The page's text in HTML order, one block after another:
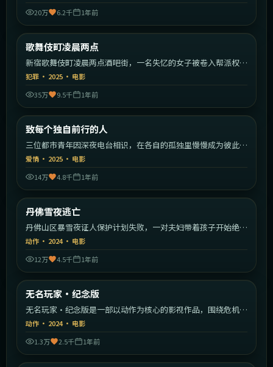
20万
6.2千 1年前
最新
歌舞伎町凌晨两点
新宿歌舞伎町凌晨两点酒吧街，一名失忆的女子被卷入帮派权力
斗争。
犯罪 · 2025 · 电影
35万
9.5千 1年前
最新
致每个独自前行的人
三位都市青年因深夜电台相识，在各自的孤独里慢慢成为彼此的
灯塔。
爱情 · 2025 · 电影
14万
4.8千 1年前
最新
丹佛雪夜逃亡
丹佛山区暴雪夜证人保护计划失败，一对夫妇带着孩子开始绝命
逃亡。
动作 · 2024· 电影
12万
4.5千 1年前
最新
无名玩家·纪念版
无名玩家·纪念版是一部以动作为核心的影视作品，围绕危机、
反转与人物成长展开，整体节奏紧凑，值得推荐观看。
动作 · 2024· 电影
1.3万
2.5千 1年前